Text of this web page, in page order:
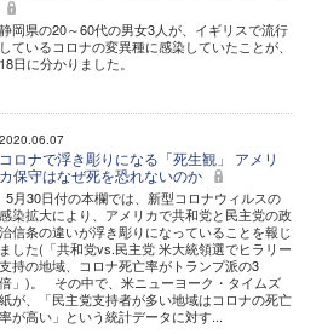
静岡県の20～60代の男女3人が、イギリスで流行
しているコロナの変異種に感染していたことが、
18日に分かりました。
2020.06.07
コロナで浮き彫りになる「死生観」 アメリ
カ保守はなぜ死を恐れないのか
5月30日付の本欄では、新型コロナウィルスの
感染拡大により、アメリカで共和党と民主党の政
治信条の違いが浮き彫りになっていることを報じ
ました(「共和党vs.民主党 米大統領選でヒラリー
支持の地域、コロナ死亡率がトランプ派の3
倍」)。 その中で、米ニューヨーク・タイムズ
紙が、「民主党支持者が多い地域はコロナの死亡
率が高い」という統計データに対す...